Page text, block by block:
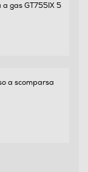
gas GT755IX 5
a scomparsa